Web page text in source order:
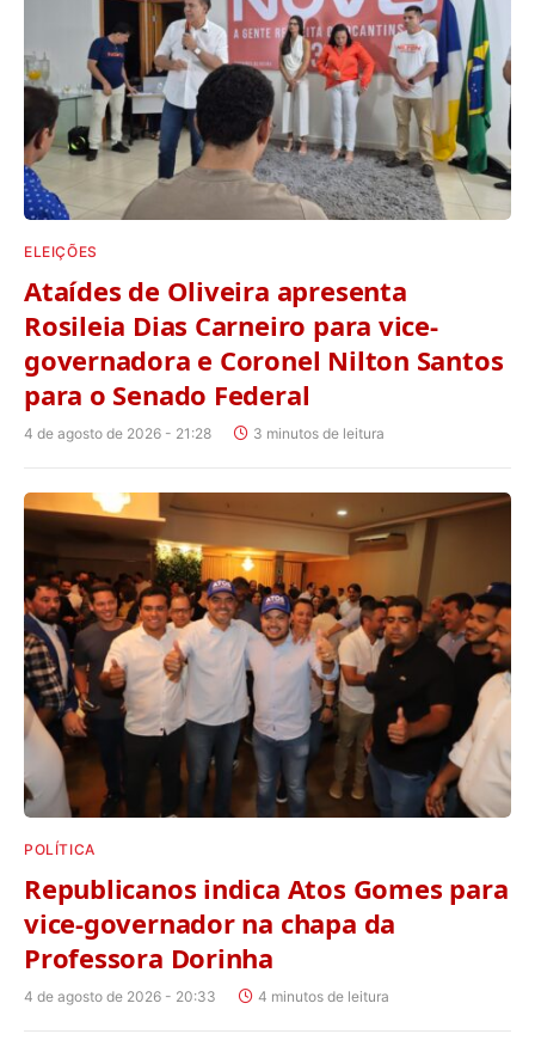
ELEIÇÕES
Ataídes de Oliveira apresenta
Rosileia Dias Carneiro para vice-
governadora e Coronel Nilton Santos
para o Senado Federal
4 de agosto de 2026 - 21:28 3 minutos de leitura
POLÍTICA
Republicanos indica Atos Gomes para
vice-governador na chapa da
Professora Dorinha
4 de agosto de 2026 - 20:33 4 minutos de leitura